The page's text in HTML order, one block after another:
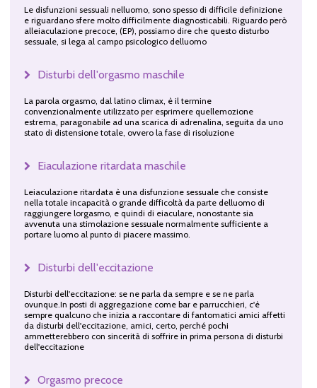
Le disfunzioni sessuali nelluomo, sono spesso di difficile definizione
e riguardano sfere molto difficilmente diagnosticabili. Riguardo però
alleiaculazione precoce, (EP), possiamo dire che questo disturbo
sessuale, si lega al campo psicologico delluomo
Disturbi dell'orgasmo maschile
La parola orgasmo, dal latino climax, è il termine
convenzionalmente utilizzato per esprimere quellemozione
estrema, paragonabile ad una scarica di adrenalina, seguita da uno
stato di distensione totale, ovvero la fase di risoluzione
Eiaculazione ritardata maschile
Leiaculazione ritardata è una disfunzione sessuale che consiste
nella totale incapacità o grande difficoltà da parte delluomo di
raggiungere lorgasmo, e quindi di eiaculare, nonostante sia
avvenuta una stimolazione sessuale normalmente sufficiente a
portare luomo al punto di piacere massimo.
Disturbi dell'eccitazione
Disturbi dell'eccitazione: se ne parla da sempre e se ne parla
ovunque.In posti di aggregazione come bar e parrucchieri, c'è
sempre qualcuno che inizia a raccontare di fantomatici amici affetti
da disturbi dell'eccitazione, amici, certo, perché pochi
ammetterebbero con sincerità di soffrire in prima persona di disturbi
dell'eccitazione
Orgasmo precoce